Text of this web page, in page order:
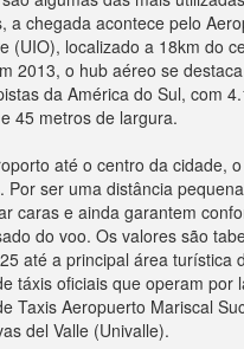
a chegada acontece pelo
(UIO), localizado a 18km do
2013, o hub aéreo se
da América do Sul, com
45 metros de largura.
até o centro da cidade,
Por ser uma distância
caras e ainda garantem
do voo. Os valores são
até a principal área turística
táxis oficiais que operam por
Taxis Aeropuerto Mariscal
del Valle (Univalle).